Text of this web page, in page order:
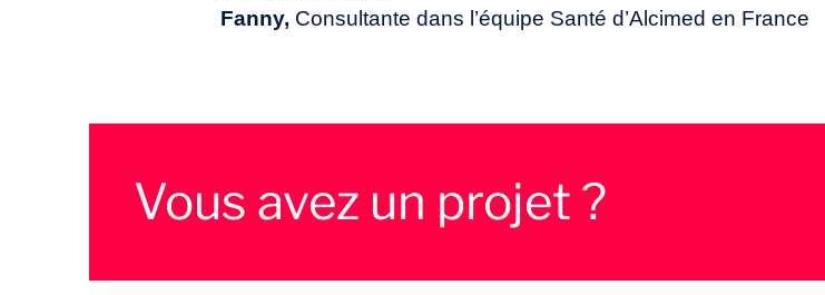
Fanny, Consultante dans l’équipe Santé d’Alcimed en France
Vous avez un projet ?